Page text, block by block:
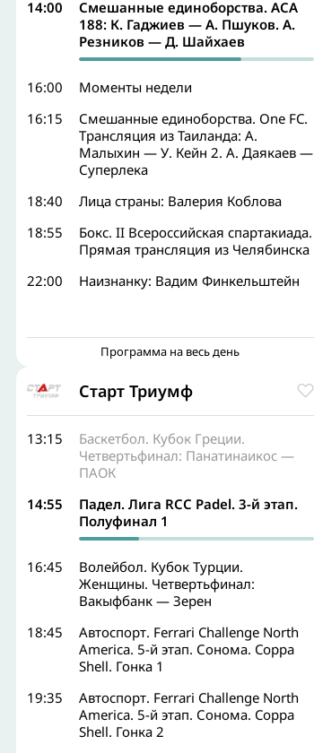
14:00
Смешанные единоборства. ACA
188: К. Гаджиев — А. Пшуков. А.
Резников — Д. Шайхаев
16:00
Моменты недели
16:15
Смешанные единоборства. One FC.
Трансляция из Таиланда: А.
Малыхин — У. Кейн 2. А. Даякаев —
Суперлека
18:40
Лица страны: Валерия Коблова
18:55
Бокс. II Всероссийская спартакиада.
Прямая трансляция из Челябинска
22:00
Наизнанку: Вадим Финкельштейн
Программа на весь день
Старт Триумф
13:15
Баскетбол. Кубок Греции.
Четвертьфинал: Панатинаикос —
ПАОК
14:55
Падел. Лига RCC Padel. 3-й этап.
Полуфинал 1
16:45
Волейбол. Кубок Турции.
Женщины. Четвертьфинал:
Вакыфбанк — Зерен
18:45
Автоспорт. Ferrari Challenge North
America. 5-й этап. Сонома. Coppa
Shell. Гонка 1
19:35
Автоспорт. Ferrari Challenge North
America. 5-й этап. Сонома. Coppa
Shell. Гонка 2